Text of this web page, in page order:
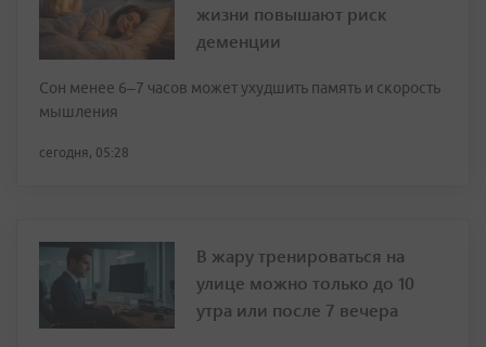
жизни повышают риск
деменции
Сон менее 6–7 часов может ухудшить память и скорость
мышления
сегодня, 05:28
В жару тренироваться на
улице можно только до 10
утра или после 7 вечера